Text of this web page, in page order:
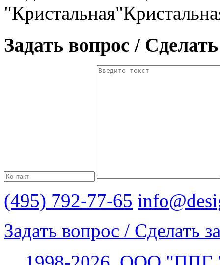
Задать вопрос /
(495) 792-77-65
Задать вопрос / Сделать